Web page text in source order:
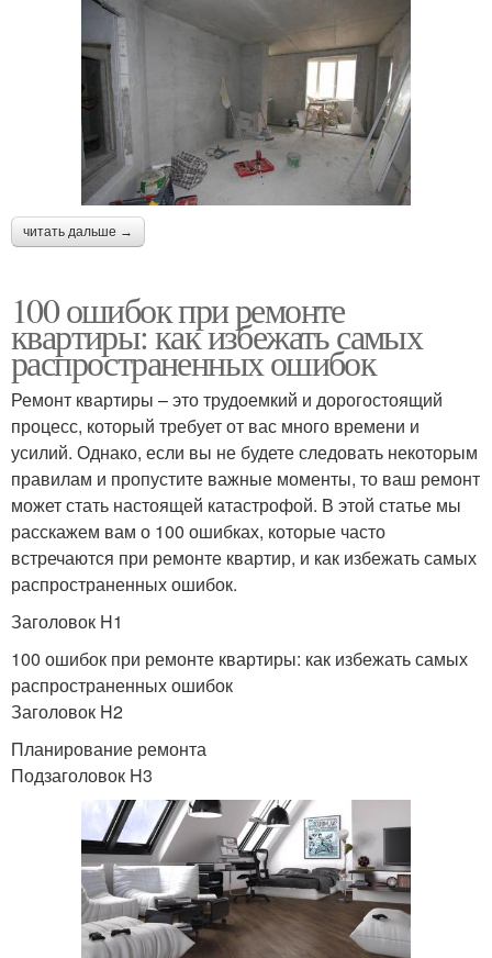
читать дальше →
100 ошибок при ремонте
квартиры: как избежать самых
распространенных ошибок
Ремонт квартиры – это трудоемкий и дорогостоящий
процесс, который требует от вас много времени и
усилий. Однако, если вы не будете следовать некоторым
правилам и пропустите важные моменты, то ваш ремонт
может стать настоящей катастрофой. В этой статье мы
расскажем вам о 100 ошибках, которые часто
встречаются при ремонте квартир, и как избежать самых
распространенных ошибок.
Заголовок H1
100 ошибок при ремонте квартиры: как избежать самых
распространенных ошибок
Заголовок H2
Планирование ремонта
Подзаголовок H3